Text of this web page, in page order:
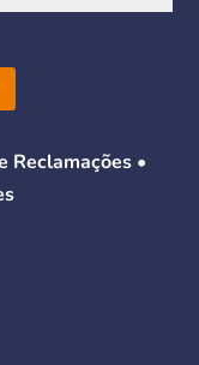
Reclamações•